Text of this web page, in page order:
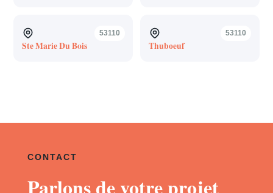
53110
Ste Marie Du Bois
53110
Thuboeuf
CONTACT
Parlons de votre projet